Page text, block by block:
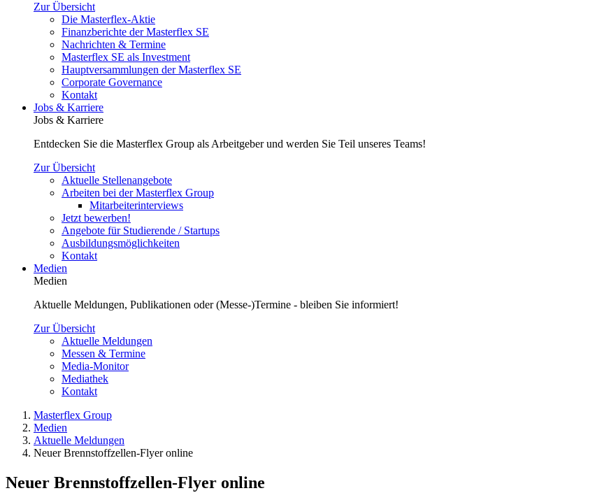
Zur Übersicht
Die Masterflex-Aktie
Finanzberichte der Masterflex SE
Nachrichten & Termine
Masterflex SE als Investment
Hauptversammlungen der Masterflex SE
Corporate Governance
Kontakt
Jobs & Karriere
Jobs & Karriere
Entdecken Sie die Masterflex Group als Arbeitgeber und werden Sie Teil unseres Teams!
Zur Übersicht
Aktuelle Stellenangebote
Arbeiten bei der Masterflex Group
Mitarbeiterinterviews
Jetzt bewerben!
Angebote für Studierende / Startups
Ausbildungsmöglichkeiten
Kontakt
Medien
Medien
Aktuelle Meldungen, Publikationen oder (Messe-)Termine - bleiben Sie informiert!
Zur Übersicht
Aktuelle Meldungen
Messen & Termine
Media-Monitor
Mediathek
Kontakt
Masterflex Group
Medien
Aktuelle Meldungen
Neuer Brennstoffzellen-Flyer online
Neuer Brennstoffzellen-Flyer online